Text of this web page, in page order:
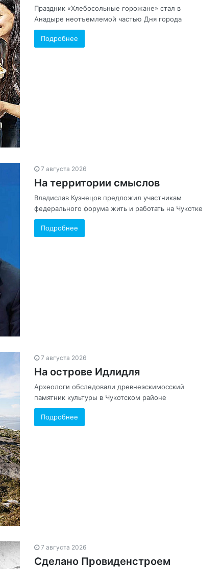
Праздник «Хлебосольные горожане» стал в
Анадыре неотъемлемой частью Дня города
Подробнее
7 августа 2026
На территории смыслов
Владислав Кузнецов предложил участникам
федерального форума жить и работать на Чукотке
Подробнее
7 августа 2026
На острове Идлидля
Археологи обследовали древнеэскимосский
памятник культуры в Чукотском районе
Подробнее
7 августа 2026
Сделано Провиденстроем